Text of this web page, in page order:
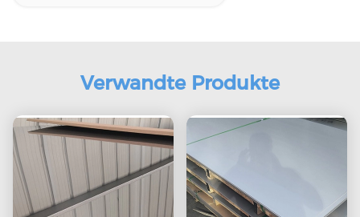
Verwandte Produkte